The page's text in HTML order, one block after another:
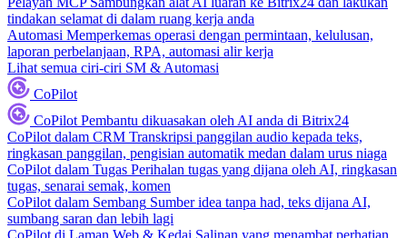
tindakan selamat di dalam ruang kerja anda
Automasi Memperkemas operasi dengan permintaan, kelulusan,
laporan perbelanjaan, RPA, automasi alir kerja
Lihat semua ciri-ciri SM & Automasi
CoPilot
CoPilot Pembantu dikuasakan oleh AI anda di Bitrix24
CoPilot dalam CRM Transkripsi panggilan audio kepada teks,
ringkasan panggilan, pengisian automatik medan dalam urus niaga
CoPilot dalam Tugas Perihalan tugas yang dijana oleh AI, ringkasan
tugas, senarai semak, komen
CoPilot dalam Sembang Sumber idea tanpa had, teks dijana AI,
sumbang saran dan lebih lagi
CoPilot di Laman Web & Kedai Salinan yang menambat perhatian